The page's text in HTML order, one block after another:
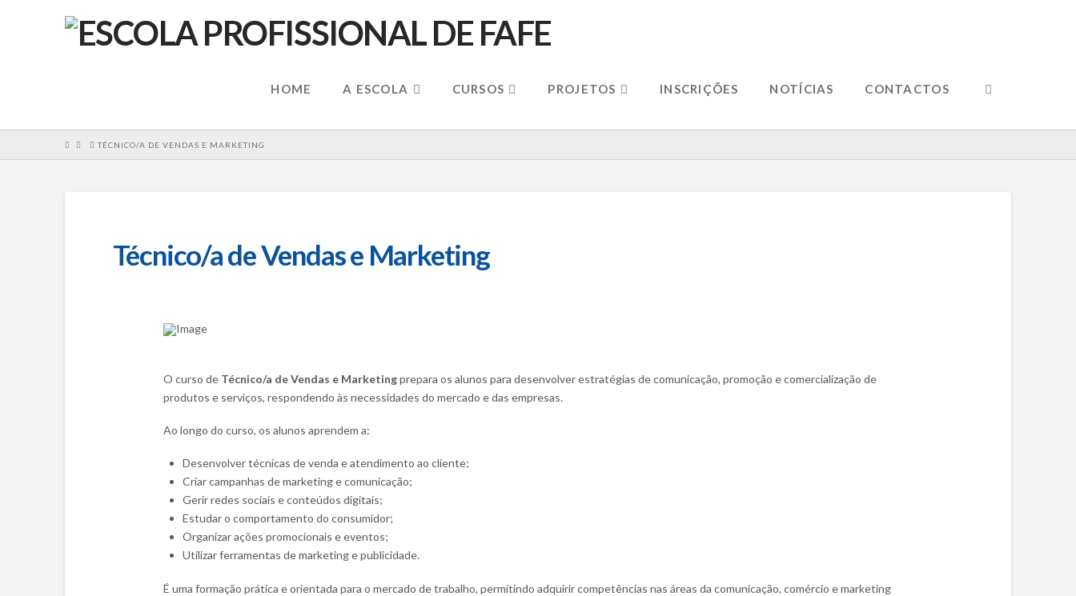
HOME A ESCOLA CURSOS PROJETOS INSCRIÇÕES NOTÍCIAS CONTACTOS
HOMETÉCNICO/A DE VENDAS E MARKETING
Técnico/a de Vendas e Marketing
O curso de Técnico/a de Vendas e Marketingprepara os alunos para desenvolver estratégias de comunicação, promoção e comercialização de
produtos e serviços, respondendo às necessidades do mercado e das empresas.
Ao longo do curso, os alunos aprendem a:
Desenvolver técnicas de venda e atendimento ao cliente;
Criar campanhas de marketing e comunicação;
Gerir redes sociais e conteúdos digitais;
Estudar o comportamento do consumidor;
Organizar ações promocionais e eventos;
Utilizar ferramentas de marketing e publicidade.
É uma formação prática e orientada para o mercado de trabalho, permitindo adquirir competências nas áreas da comunicação, comércio e marketing